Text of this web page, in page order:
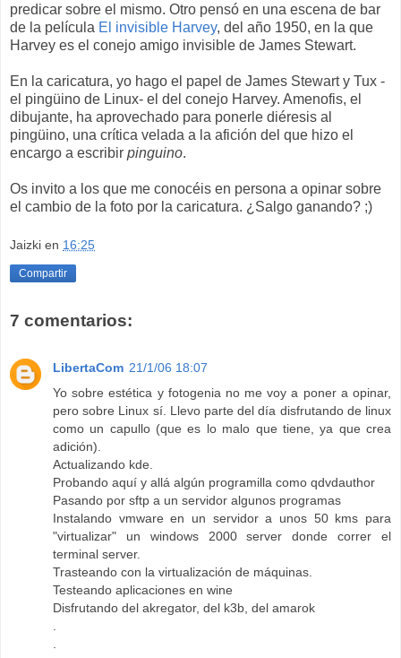
predicar sobre el mismo. Otro pensó en una escena de bar
de la película El invisible Harvey, del año 1950, en la que
Harvey es el conejo amigo invisible de James Stewart.
En la caricatura, yo hago el papel de James Stewart y Tux -
el pingüino de Linux- el del conejo Harvey. Amenofis, el
dibujante, ha aprovechado para ponerle diéresis al
pingüino, una crítica velada a la afición del que hizo el
encargo a escribir pinguino.
Os invito a los que me conocéis en persona a opinar sobre
el cambio de la foto por la caricatura. ¿Salgo ganando? ;)
Jaizki en 16:25
Compartir
7 comentarios:
LibertaCom 21/1/06 18:07
Yo sobre estética y fotogenia no me voy a poner a opinar,
pero sobre Linux sí. Llevo parte del día disfrutando de linux
como un capullo (que es lo malo que tiene, ya que crea
adición).
Actualizando kde.
Probando aquí y allá algún programilla como qdvdauthor
Pasando por sftp a un servidor algunos programas
Instalando vmware en un servidor a unos 50 kms para
"virtualizar" un windows 2000 server donde correr el
terminal server.
Trasteando con la virtualización de máquinas.
Testeando aplicaciones en wine
Disfrutando del akregator, del k3b, del amarok